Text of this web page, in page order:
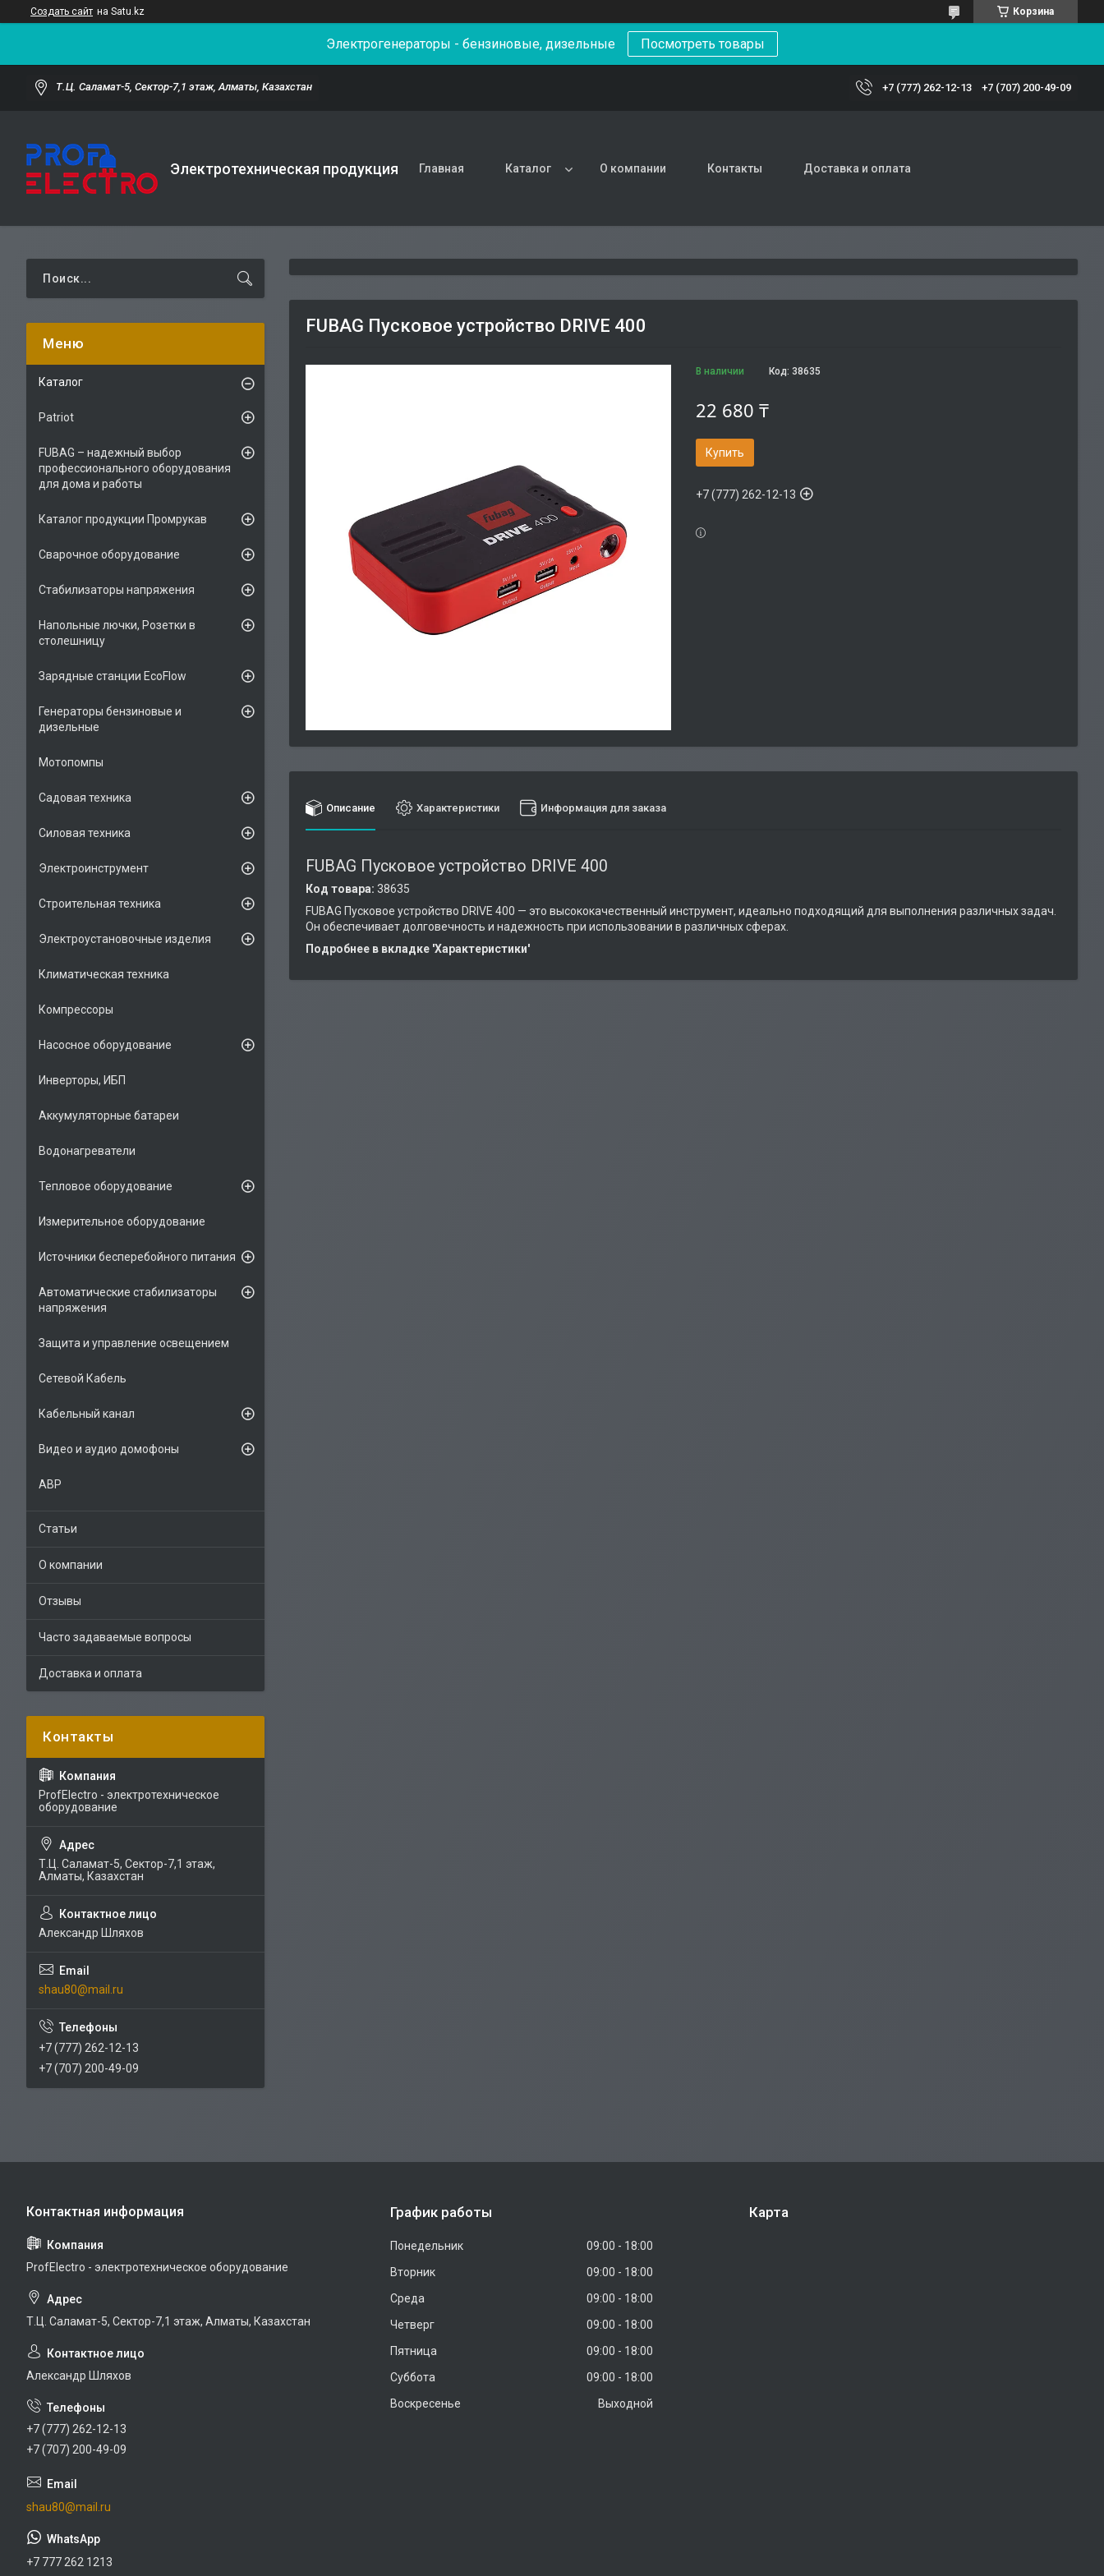
Создать сайт на Satu.kz Корзина
Электрогенераторы - бензиновые, дизельные Посмотреть товары
Т.Ц. Саламат-5, Cектор-7,1 этаж, Алматы, Казахстан +7 (777) 262-12-13 +7 (707) 200-49-09
Электротехническая продукция Главная Каталог О компании Контакты Доставка и оплата
FUBAG Пусковое устройство DRIVE 400
В наличии Код: 38635
22 680 ₸
Купить
+7 (777) 262-12-13
Описание Характеристики Информация для заказа
FUBAG Пусковое устройство DRIVE 400
Код товара: 38635
FUBAG Пусковое устройство DRIVE 400 — это высококачественный инструмент, идеально подходящий для выполнения различных задач.
Он обеспечивает долговечность и надежность при использовании в различных сферах.
Подробнее в вкладке 'Характеристики'
Каталог
Patriot
FUBAG – надежный выбор
профессионального оборудования
для дома и работы
Каталог продукции Промрукав
Сварочное оборудование
Стабилизаторы напряжения
Напольные лючки, Розетки в
столешницу
Зарядные станции EcoFlow
Генераторы бензиновые и
дизельные
Мотопомпы
Садовая техника
Силовая техника
Электроинструмент
Строительная техника
Электроустановочные изделия
Климатическая техника
Компрессоры
Насосное оборудование
Инверторы, ИБП
Аккумуляторные батареи
Водонагреватели
Тепловое оборудование
Измерительное оборудование
Источники бесперебойного питания
Автоматические стабилизаторы
напряжения
Защита и управление освещением
Сетевой Кабель
Кабельный канал
Видео и аудио домофоны
АВР
Статьи
О компании
Отзывы
Часто задаваемые вопросы
Доставка и оплата
ProfElectro - электротехническое
оборудование
Т.Ц. Саламат-5, Cектор-7,1 этаж,
Алматы, Казахстан
Александр Шляхов
shau80@mail.ru
+7 (777) 262-12-13
+7 (707) 200-49-09
ProfElectro - электротехническое оборудование
Т.Ц. Саламат-5, Cектор-7,1 этаж, Алматы, Казахстан
Александр Шляхов
+7 (777) 262-12-13
+7 (707) 200-49-09
shau80@mail.ru
+7 777 262 1213
График работы
Понедельник 09:00
18:00
Вторник
09:00
18:00
Среда
09:00
18:00
Четверг
09:00
18:00
Пятница
09:00
18:00
Суббота
09:00
18:00
Воскресенье
Выходной
Карта